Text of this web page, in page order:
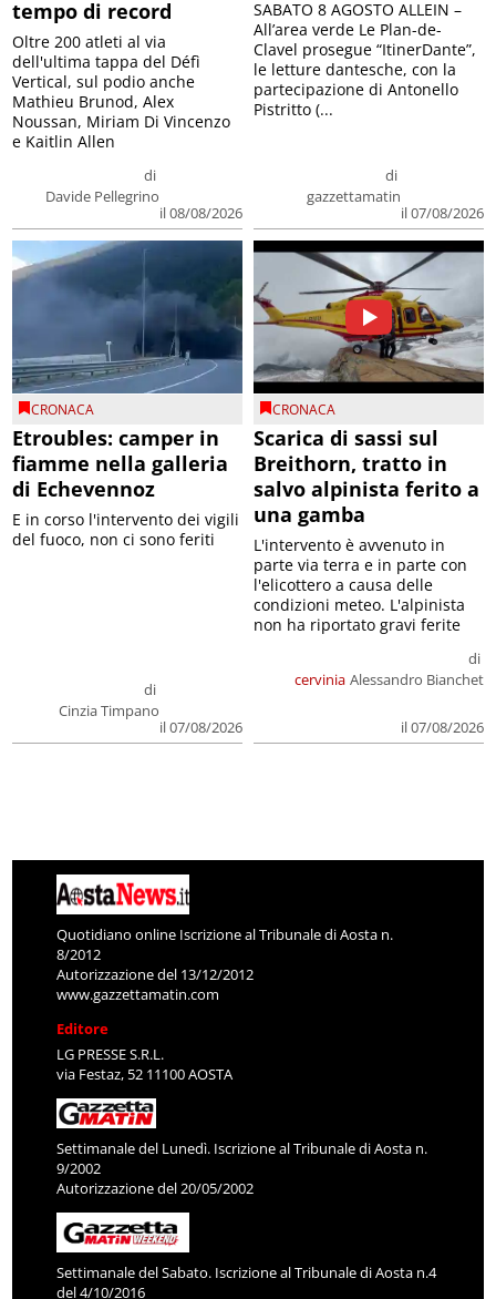
tempo di record
di
Davide Pellegrino
il 08/08/2026
Oltre 200 atleti al via
dell'ultima tappa del Défì
Vertical, sul podio anche
Mathieu Brunod, Alex
Noussan, Miriam Di Vincenzo
e Kaitlin Allen
di
gazzettamatin
il 07/08/2026
SABATO 8 AGOSTO ALLEIN –
All’area verde Le Plan-de-
Clavel prosegue “ItinerDante”,
le letture dantesche, con la
partecipazione di Antonello
Pistritto (...
CRONACA
Etroubles: camper in
fiamme nella galleria
di Echevennoz
di
Cinzia Timpano
il 07/08/2026
E in corso l'intervento dei vigili
del fuoco, non ci sono feriti
CRONACA
Scarica di sassi sul
Breithorn, tratto in
salvo alpinista ferito a
una gamba
cervinia
di
Alessandro Bianchet
il 07/08/2026
L'intervento è avvenuto in
parte via terra e in parte con
l'elicottero a causa delle
condizioni meteo. L'alpinista
non ha riportato gravi ferite
Quotidiano online Iscrizione al Tribunale di Aosta n.
8/2012
Autorizzazione del 13/12/2012
www.gazzettamatin.com
Editore
LG PRESSE S.R.L.
via Festaz, 52 11100 AOSTA
Settimanale del Lunedì. Iscrizione al Tribunale di Aosta n.
9/2002
Autorizzazione del 20/05/2002
Settimanale del Sabato. Iscrizione al Tribunale di Aosta n.4
del 4/10/2016